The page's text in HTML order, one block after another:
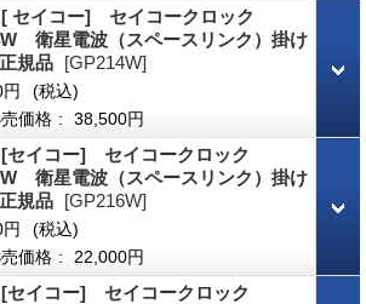
セイコー] セイコークロック
衛星電波（スペースリンク）掛け
規品 [GP214W]
(税込)
価格 : 38,500円
セイコー] セイコークロック
衛星電波（スペースリンク）掛け
規品 [GP216W]
(税込)
価格 : 22,000円
セイコー] セイコークロック